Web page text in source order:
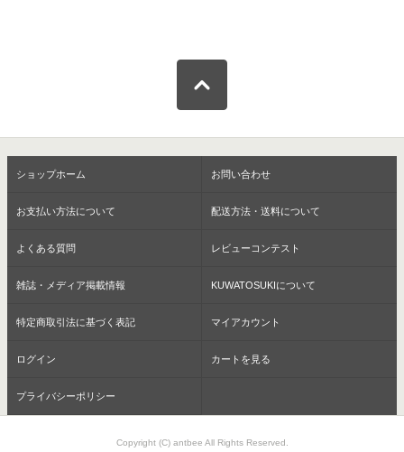
ショップホーム お問い合わせ
お支払い方法について 配送方法・送料について
よくある質問 レビューコンテスト
雑誌・メディア掲載情報 KUWATOSUKIについて
特定商取引法に基づく表記 マイアカウント
ログイン カートを見る
プライバシーポリシー
Copyright (C) antbee All Rights Reserved.